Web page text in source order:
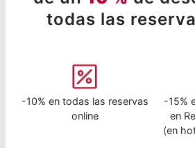
todas las
-10% en todas las reservas
online
-15%
en
(en